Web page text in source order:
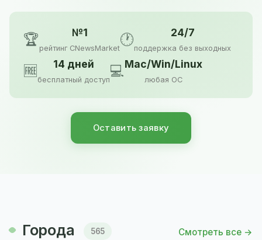
🏆 №1
рейтинг CNewsMarket
🕐 24/7
поддержка без выходных
🆓 14 дней
бесплатный доступ
💻Mac/Win/Linux
любая ОС
Оставить заявку
Города 565 Смотреть все →